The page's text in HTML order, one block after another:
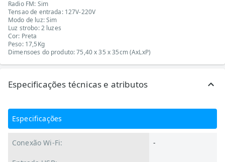
Radio FM: Sim
Tensao de entrada: 127V-220V
Modo de luz: Sim
Luz strobo: 2 luzes
Cor: Preta
Peso: 17,5Kg
Dimensoes do produto: 75,40 x 35 x 35cm (AxLxP)
Especificações técnicas e atributos
Especificações
Conexão Wi-Fi: -